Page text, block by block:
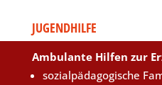
JUGENDHILFE
Ambulante Hilfen zur
sozialpädagogische